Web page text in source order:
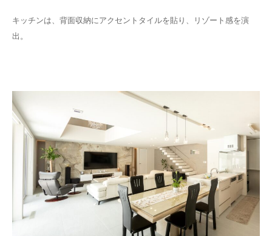
キッチンは、背面収納にアクセントタイルを貼り、リゾート感を演
出。